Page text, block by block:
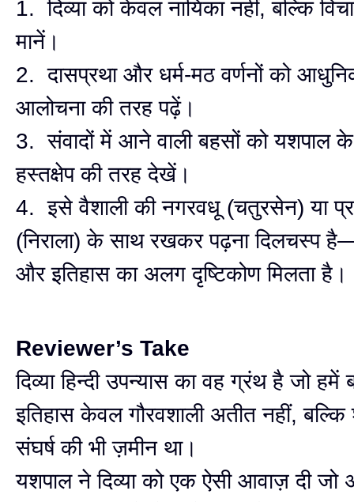
1. दिव्या को केवल नायिका नहीं, बल्कि
मानें।
2. दासप्रथा और धर्म-मठ वर्णनों को
आलोचना की तरह पढ़ें।
3. संवादों में आने वाली बहसों को यशपाल के
हस्तक्षेप की तरह देखें।
4. इसे वैशाली की नगरवधू (चतुरसेन) या
(निराला) के साथ रखकर पढ़ना दिलचस्प
और इतिहास का अलग दृष्टिकोण मिलता है।
Reviewer’s Take
दिव्या हिन्दी उपन्यास का वह ग्रंथ है जो हमें
इतिहास केवल गौरवशाली अतीत नहीं,
संघर्ष की भी ज़मीन था।
यशपाल ने दिव्या को एक ऐसी आवाज़ दी